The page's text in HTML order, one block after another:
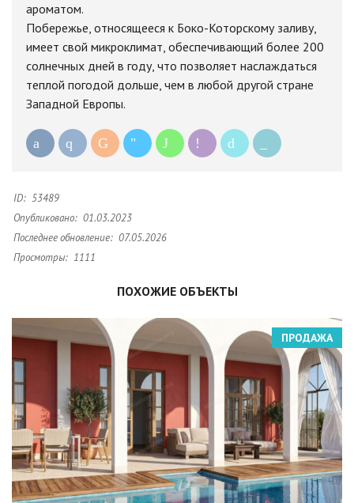
ароматом.
Побережье, относящееся к Боко-Которскому заливу,
имеет свой микроклимат, обеспечивающий более 200
солнечных дней в году, что позволяет наслаждаться
теплой погодой дольше, чем в любой другой стране
Западной Европы.
ID: 53489
Опубликовано: 01.03.2023
Последнее обновление: 07.05.2026
Просмотры: 1111
ПОХОЖИЕ ОБЪЕКТЫ
ПРОДАЖА